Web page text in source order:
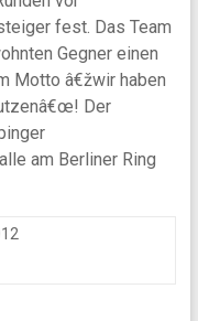
fest. Das Team
Gegner einen
Motto â€žwir haben
Der
am Berliner Ring